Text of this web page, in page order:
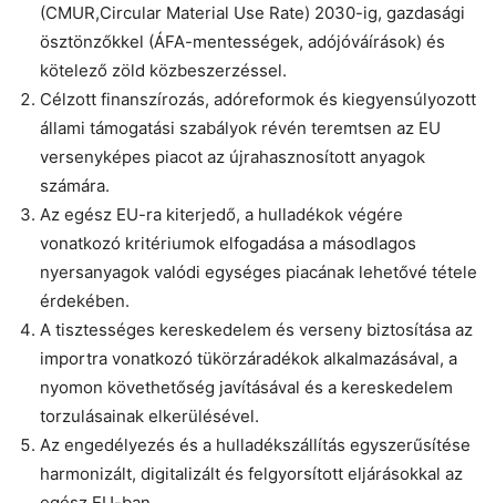
(CMUR,Circular Material Use Rate) 2030-ig, gazdasági
ösztönzőkkel (ÁFA-mentességek, adójóváírások) és
kötelező zöld közbeszerzéssel.
Célzott finanszírozás, adóreformok és kiegyensúlyozott
állami támogatási szabályok révén teremtsen az EU
versenyképes piacot az újrahasznosított anyagok
számára.
Az egész EU-ra kiterjedő, a hulladékok végére
vonatkozó kritériumok elfogadása a másodlagos
nyersanyagok valódi egységes piacának lehetővé tétele
érdekében.
A tisztességes kereskedelem és verseny biztosítása az
importra vonatkozó tükörzáradékok alkalmazásával, a
nyomon követhetőség javításával és a kereskedelem
torzulásainak elkerülésével.
Az engedélyezés és a hulladékszállítás egyszerűsítése
harmonizált, digitalizált és felgyorsított eljárásokkal az